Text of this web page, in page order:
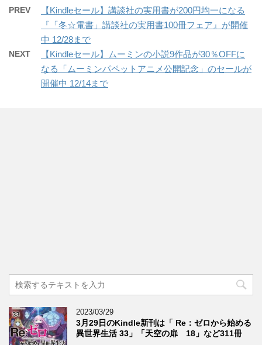
PREV
【Kindleセール】講談社の実用書が200円均一になる
『「冬☆電書」講談社の実用書100冊フェア』が開催
中 12/28まで
NEXT
【Kindleセール】ムーミンの小説9作品が30％OFFに
なる「ムーミンパペットアニメ公開記念」のセールが
開催中 12/14まで
2023/03/29
3月29日のKindle新刊は「 Re：ゼロから始める
異世界生活 33」「天空の扉 18」など311冊